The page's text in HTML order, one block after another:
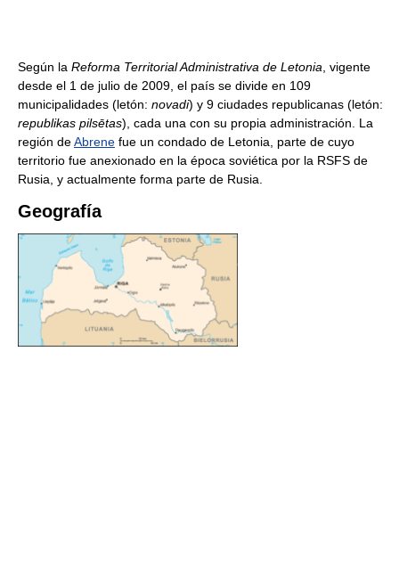
Según la Reforma Territorial Administrativa de Letonia , vigente
desde el 1 de julio de 2009, el país se divide en 109
municipalidades (letón: novadi) y 9 ciudades republicanas (letón:
republikas pilsētas), cada una con su propia administración. La
región deAbrene fue un condado de Letonia, parte de cuyo
territorio fue anexionado en la época soviética por la RSFS de
Rusia, y actualmente forma parte de Rusia.
Geografía